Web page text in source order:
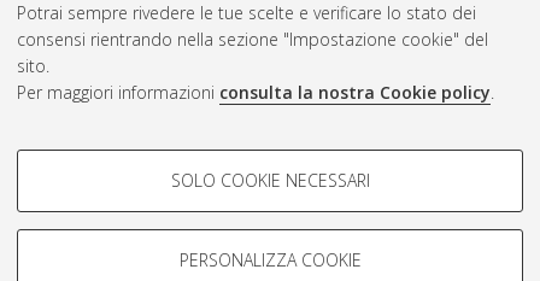
Potrai sempre rivedere le tue scelte e verificare lo stato dei
consensi rientrando nella sezione "Impostazione cookie" del
sito.
Per maggiori informazioni consulta la nostra Cookie policy.
COOKIE DI PROFILAZIONE -
Si tratta di cookie utilizzati per analizzare le caratteristiche della
navigazione degli utenti, creare profili in base al loro comportamento
SOLO COOKIE NECESSARI
PERSONALIZZA COOKIE
Rss 2.0
AMS Laurea
Impostazioni Cookie
Informativa sulla privacy
Condizioni d’uso del sito